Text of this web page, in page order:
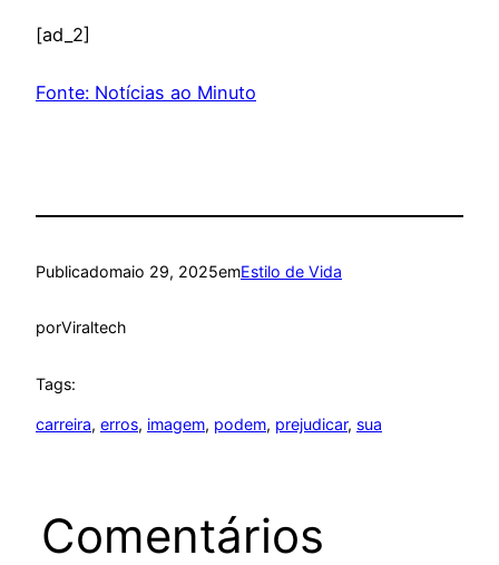
[ad_2]
Fonte: Notícias ao Minuto
Publicadomaio 29, 2025emEstilo de Vida
porViraltech
Tags:
carreira, erros, imagem, podem, prejudicar, sua
Comentários